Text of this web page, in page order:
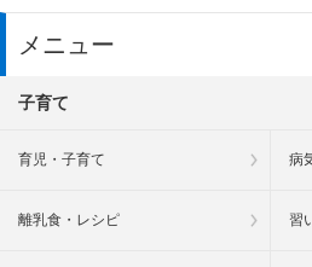
メニュー
子育て
育児・子育て 病
離乳食・レシピ 習